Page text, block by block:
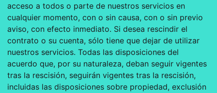
acceso a todos o parte de nuestros servicios en
cualquier momento, con o sin causa, con o sin previo
aviso, con efecto inmediato. Si desea rescindir el
contrato o su cuenta, sólo tiene que dejar de utilizar
nuestros servicios. Todas las disposiciones del
acuerdo que, por su naturaleza, deban seguir vigentes
tras la rescisión, seguirán vigentes tras la rescisión,
incluidas las disposiciones sobre propiedad, exclusión